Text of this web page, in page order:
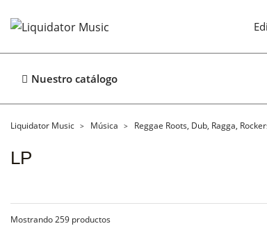
Nuestro catálogo
Liquidator Music Música Reggae Roots, Dub, Ragga,
LP
Mostrando 259 productos